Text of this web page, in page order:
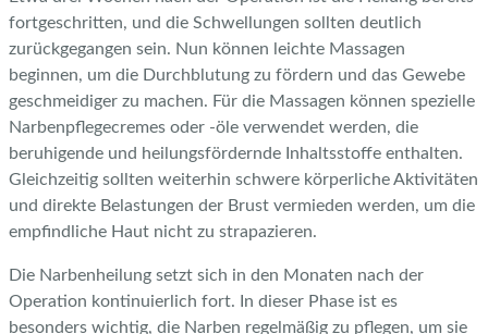
fortgeschritten, und die Schwellungen sollten deutlich
zurückgegangen sein. Nun können leichte Massagen
beginnen, um die Durchblutung zu fördern und das Gewebe
geschmeidiger zu machen. Für die Massagen können spezielle
Narbenpflegecremes oder -öle verwendet werden, die
beruhigende und heilungsfördernde Inhaltsstoffe enthalten.
Gleichzeitig sollten weiterhin schwere körperliche Aktivitäten
und direkte Belastungen der Brust vermieden werden, um die
empfindliche Haut nicht zu strapazieren.
Die Narbenheilung setzt sich in den Monaten nach der
Operation kontinuierlich fort. In dieser Phase ist es
besonders wichtig, die Narben regelmäßig zu pflegen, um sie